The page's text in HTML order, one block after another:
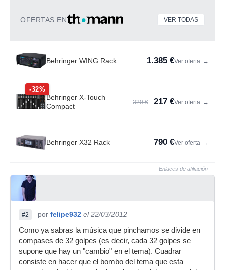
OFERTAS EN VER TODAS
Behringer WING Rack 1.385 €Ver oferta →
-32%
Behringer X-Touch
Compact
320 € 217 €Ver oferta →
Behringer X32 Rack 790 €Ver oferta →
Enlaces de afiliación
#2 por felipe932 el 22/03/2012
Como ya sabras la música que pinchamos se divide en
compases de 32 golpes (es decir, cada 32 golpes se
supone que hay un "cambio" en el tema). Cuadrar
consiste en hacer que el bombo del tema que esta